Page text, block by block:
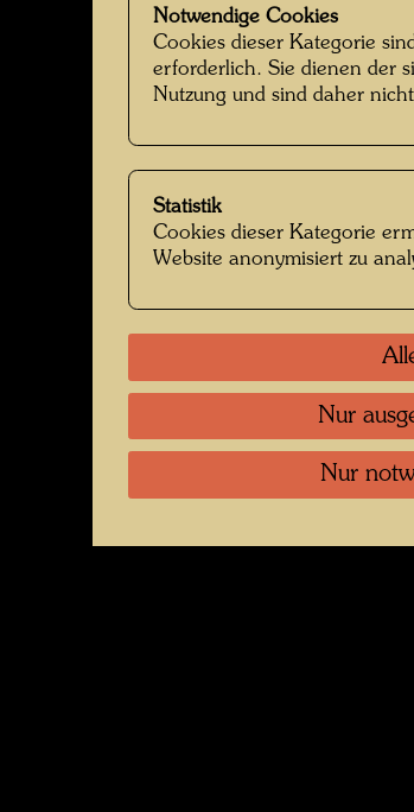
Notwendige Cookies
Cookies dieser Kategorie
erforderlich. Sie dienen der
Nutzung und sind daher
Statistik
Cookies dieser Kategorie
Website anonymisiert zu
Nur
Nur